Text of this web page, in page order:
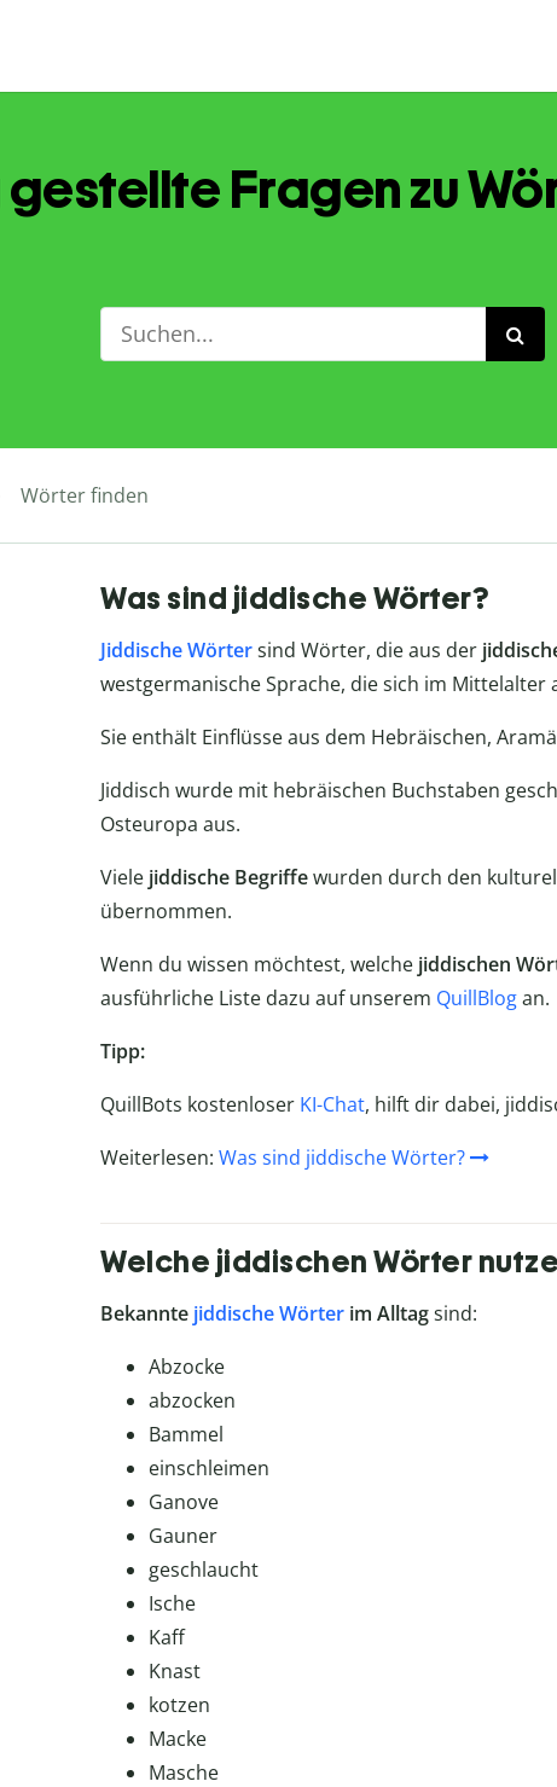
Fragen zu
Wörter finden
Was sind jiddische Wörter?
Jiddische Wörtersind Wörter, die aus der
westgermanische Sprache, die sich im
Sie enthält Einflüsse aus dem Hebräischen,
Jiddisch wurde mit hebräischen Buchstaben
Osteuropa aus.
Viele jiddische Begriffewurden durch den
übernommen.
Wenn du wissen möchtest, welche jiddischen
ausführliche Liste dazu auf unserem QuillBlogan.
Tipp:
QuillBots kostenloser KI-Chat, hilft dir dabei,
Weiterlesen: Was sind jiddische Wörter?
Welche jiddischen Wörter
Bekannte jiddische Wörter im Alltagsind:
Abzocke
abzocken
Bammel
einschleimen
Ganove
Gauner
geschlaucht
Ische
Kaff
Knast
kotzen
Macke
Masche